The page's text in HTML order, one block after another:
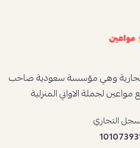
وهي مؤسسة سعودية صاحب
التجاري